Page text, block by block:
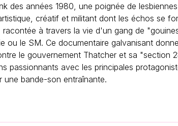
des années 1980, une poignée de
créatif et militant dont les échos se
racontée à travers la vie d'un gang de
ou le SM. Ce documentaire galvanisant
le gouvernement Thatcher et sa
passionnants avec les principales
bande-son entraînante.